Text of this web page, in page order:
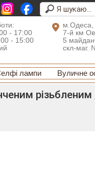
- 17:00
- 15:00
м.Одеса,
7-й км
5
скл-маг.
лампи Вуличне